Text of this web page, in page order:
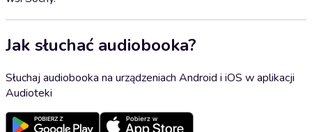
Jak słuchać audiobooka?
Słuchaj audiobooka na urządzeniach Android i iOS w aplikacji
Audioteki